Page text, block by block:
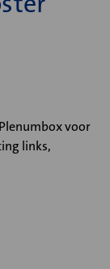
voor
links,